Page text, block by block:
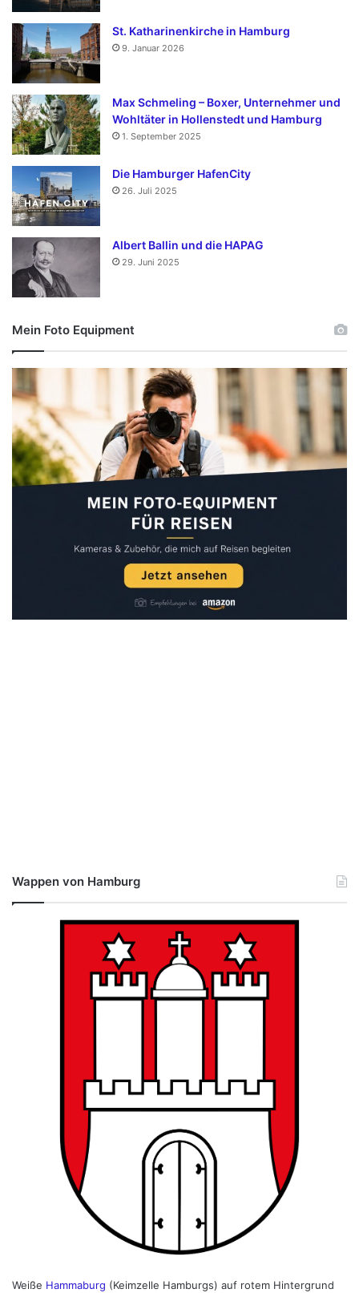
St. Katharinenkirche in Hamburg
9. Januar 2026
Max Schmeling – Boxer, Unternehmer und
Wohltäter in Hollenstedt und Hamburg
1. September 2025
Die Hamburger HafenCity
26. Juli 2025
Albert Ballin und die HAPAG
29. Juni 2025
Mein Foto Equipment
Wappen von Hamburg
Weiße Hammaburg (Keimzelle Hamburgs) auf rotem Hintergrund